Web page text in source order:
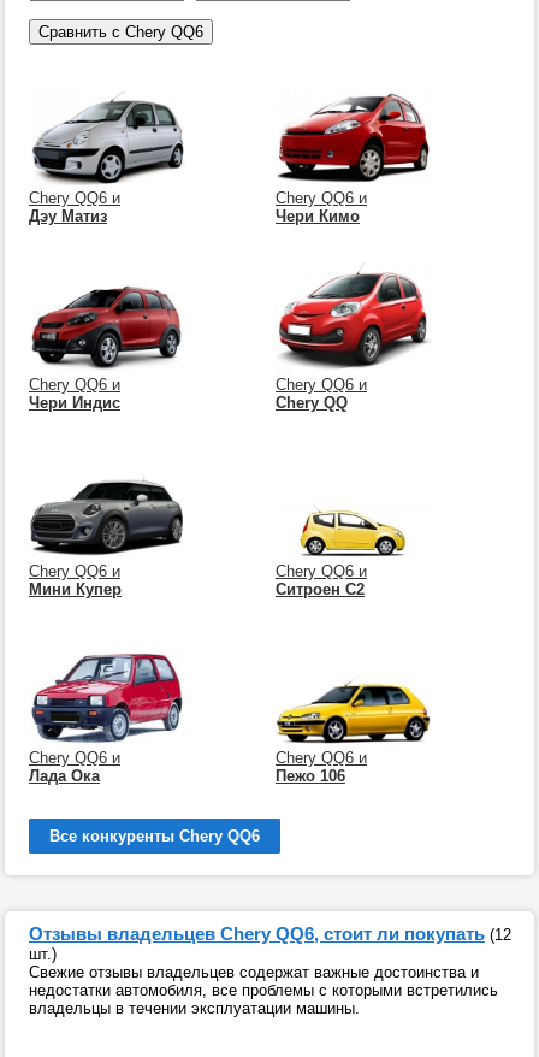
Chery QQ6 и
Дэу Матиз
Chery QQ6 и
Чери Кимо
Chery QQ6 и
Чери Индис
Chery QQ6 и
Chery QQ
Chery QQ6 и
Мини Купер
Chery QQ6 и
Ситроен С2
Chery QQ6 и
Лада Ока
Chery QQ6 и
Пежо 106
Все конкуренты Chery QQ6
Отзывы владельцев Chery QQ6, стоит ли покупать (12
шт.)
Свежие отзывы владельцев содержат важные достоинства и
недостатки автомобиля, все проблемы с которыми встретились
владельцы в течении эксплуатации машины.